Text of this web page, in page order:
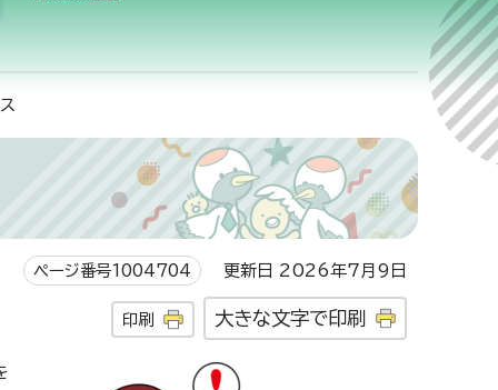
ページ番号1004704 更新日 2026年7月9日
印刷 大きな文字で印刷